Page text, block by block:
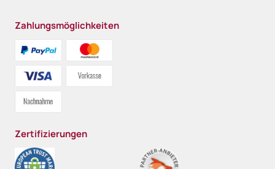
Zahlungsmöglichkeiten
Zertifizierungen